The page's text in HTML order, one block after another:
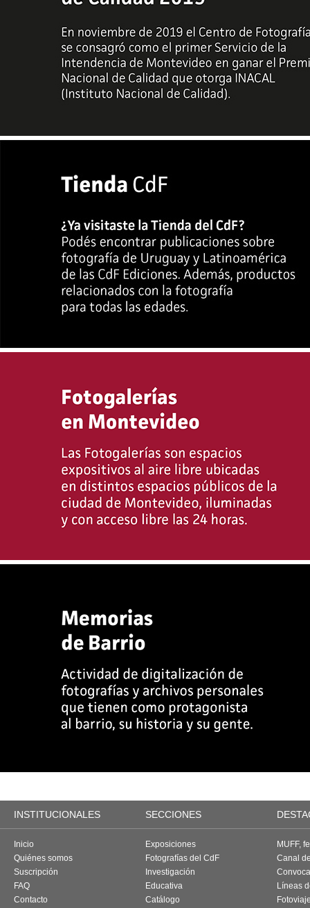
INSTITUCIONALES SECCIONES
Inicio
Quiénes somos
Suscripción
FAQ
Contacto
Exposiciones
Fotografías del CdF
Investigación
Educativa
Catálogo
MUFF,
Canal
Líneas